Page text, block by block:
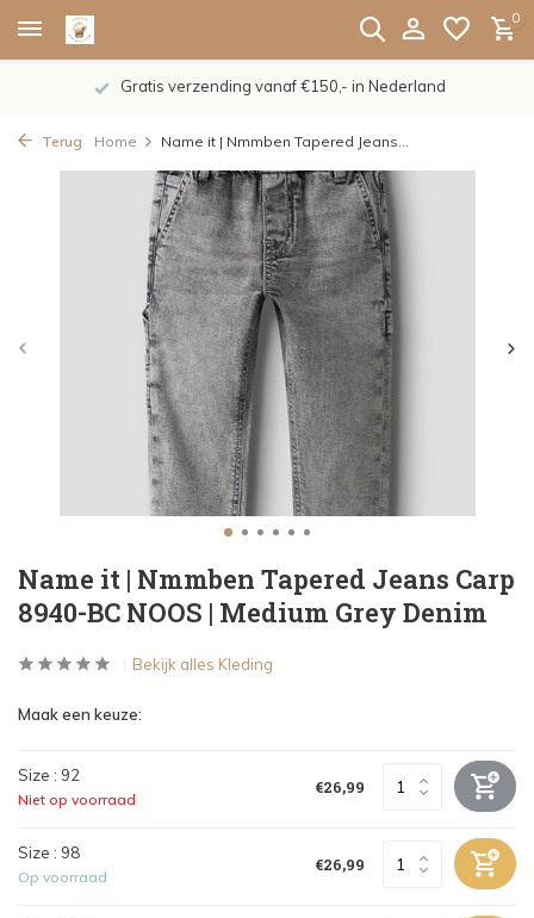
0
Gratis verzending vanaf €150,- in Nederland
Terug Home Name it | Nmmben Tapered Jeans...
Name it | Nmmben Tapered Jeans Carp
8940-BC NOOS | Medium Grey Denim
Bekijk alles Kleding
Maak een keuze:
Size : 92
Niet op voorraad
€26,99
Size : 98
Op voorraad
€26,99